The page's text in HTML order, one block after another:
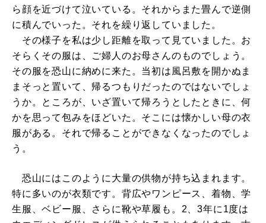
ら顔を近づけて泣いている。それからまた畳んで逆側
に積んでいった。それを繰り返していました。
その様子を私は少し距離を取って見ていました。お
そらくその服は、ご婦人のお母さんのものでしょう。
その服を恐山に納めに来た。当初は風呂敷を開かぬま
まそっと置いて、帰るつもりだったのではないでしょ
うか。ところが、いざ置いて帰ろうとしたときに、何
かを思って包みをほどいた。そこには懐かしい母の衣
服がある。それで帰ることができなくなったのでしょ
う。
恐山にはこのように大量の供物が持ち込まれます。
特に多いのが衣類です。背広やワンピース、着物、学
生服、ベビー服、さらに靴や草履も。2、3年に1度は